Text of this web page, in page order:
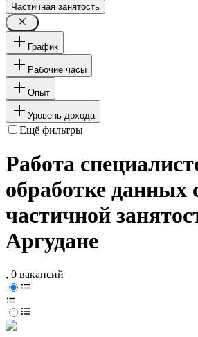
Частичная занятость
График
Рабочие часы
Опыт
Уровень дохода
Ещё фильтры
Работа
обработке данных
частичной
Аргудане
, 0 вакансий